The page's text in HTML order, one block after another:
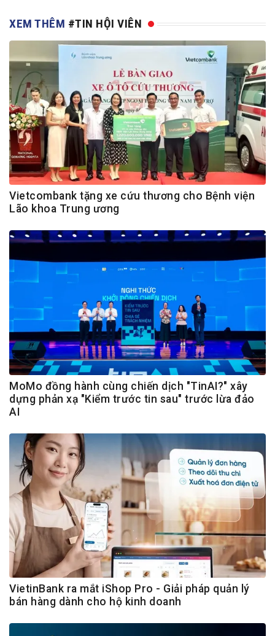
XEM THÊM #TIN HỘI VIÊN
Vietcombank tặng xe cứu thương cho Bệnh viện
Lão khoa Trung ương
MoMo đồng hành cùng chiến dịch "TinAI?" xây
dựng phản xạ "Kiểm trước tin sau" trước lừa đảo
AI
VietinBank ra mắt iShop Pro - Giải pháp quản lý
bán hàng dành cho hộ kinh doanh